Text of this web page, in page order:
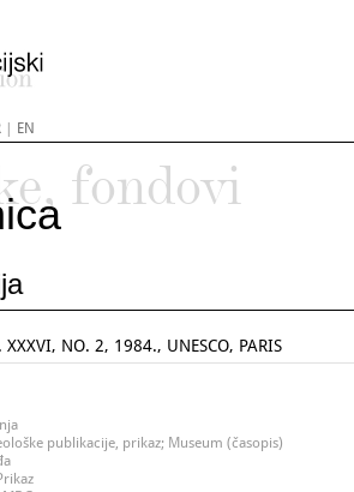
| EN
fondovi
XXXVI, NO. 2, 1984., UNESCO, PARIS
publikacije, prikaz; Museum (časopis)